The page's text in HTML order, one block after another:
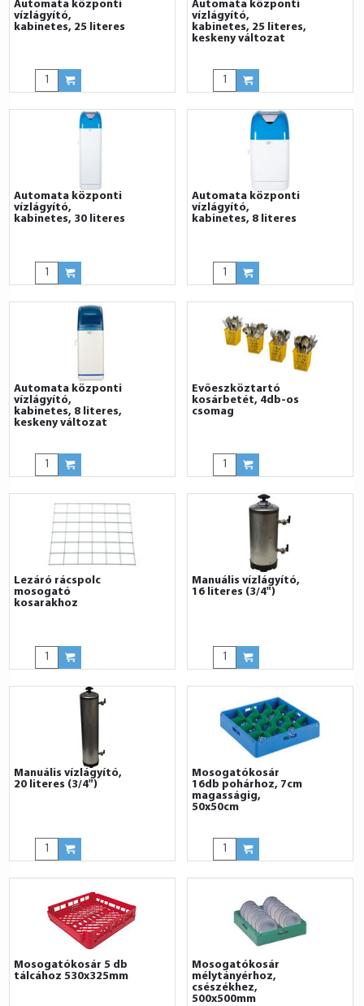
Automata központi
vízlágyító,
kabinetes, 25 literes
Automata központi
vízlágyító,
kabinetes, 25 literes,
keskeny változat
Automata központi
vízlágyító,
kabinetes, 30 literes
Automata központi
vízlágyító,
kabinetes, 8 literes
Automata központi
vízlágyító,
kabinetes, 8 literes,
keskeny változat
Evőeszköztartó
kosárbetét, 4db-os
csomag
Lezáró rácspolc
mosogató
kosarakhoz
Manuális vízlágyító,
16 literes (3/4")
Manuális vízlágyító,
20 literes (3/4")
Mosogatókosár
16db pohárhoz, 7cm
magasságig,
50x50cm
Mosogatókosár 5 db
tálcához 530x325mm
Mosogatókosár
mélytányérhoz,
csészékhez,
500x500mm